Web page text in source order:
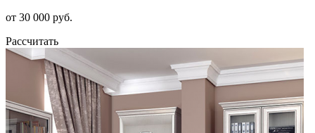
от 30 000 руб.
Рассчитать